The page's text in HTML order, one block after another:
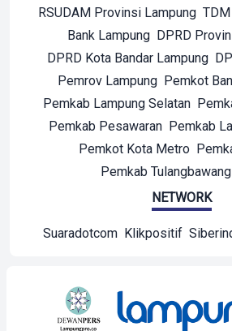
RSUDAM Provinsi Lampung
Bank Lampung DPRD
DPRD Kota Bandar Lampung
Pemrov Lampung Pemkot
Pemkab Lampung Selatan
Pemkab Pesawaran Pemkab
Pemkot Kota Metro
Pemkab
NETWORK
Suaradotcom Klikpositif